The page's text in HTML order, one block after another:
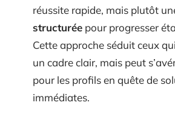
réussite rapide, mais plutôt
structurée pour progresser
Cette approche séduit ceux
un cadre clair, mais peut
pour les profils en quête de
immédiates.